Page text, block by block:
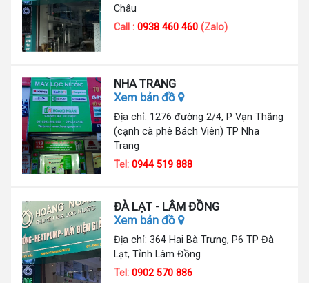
Châu
Call :0938 460 460 (Zalo)
NHA TRANG
Xem bản đồ
Địa chỉ: 1276 đường 2/4, P Vạn Thắng
(cạnh cà phê Bách Viên) TP Nha
Trang
Tel:0944 519 888
ĐÀ LẠT - LÂM ĐỒNG
Xem bản đồ
Địa chỉ: 364 Hai Bà Trưng, P6 TP Đà
Lạt, Tỉnh Lâm Đồng
Tel:0902 570 886